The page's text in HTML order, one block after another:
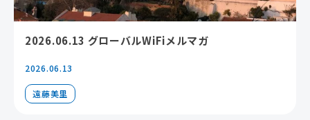
遠藤美里
2026.06.13 グローバルWiFiメルマガ
2026.06.13